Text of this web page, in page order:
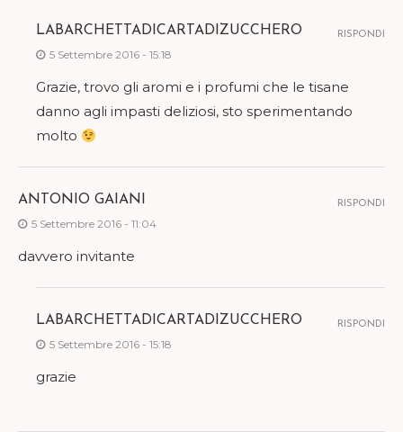
LABARCHETTADICARTADIZUCCHERO
5 Settembre 2016 - 15:18
Grazie, trovo gli aromi e i profumi che le tisane
danno agli impasti deliziosi, sto sperimentando
molto
RISPONDI
ANTONIO GAIANI
5 Settembre 2016 - 11:04
davvero invitante
RISPONDI
LABARCHETTADICARTADIZUCCHERO
5 Settembre 2016 - 15:18
grazie
RISPONDI